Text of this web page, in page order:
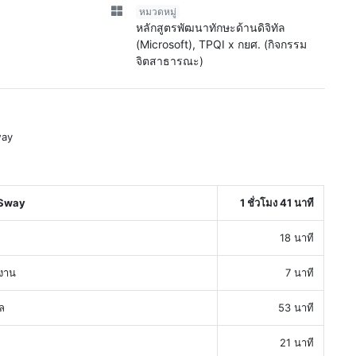
หมวดหมู่
หลักสูตรพัฒนาทักษะด้านดิจิทัล
(Microsoft), TPQI x กยศ. (กิจกรรม
จิตสาธารณะ)
1 ชั่วโมง 41 นาที
18 นาที
าน 7 นาที
53 นาที
21 นาที